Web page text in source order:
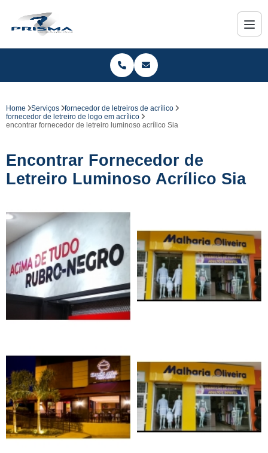
Home Serviços
fornecedor de letreiros de acrílico
fornecedor de letreiro de logo em acrílico
encontrar fornecedor de letreiro luminoso acrílico Sia
Encontrar Fornecedor de
Letreiro Luminoso Acrílico Sia